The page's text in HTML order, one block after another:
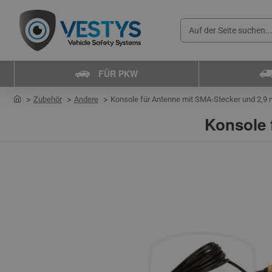
Auf
Seite
FÜR PKW
Konsole
homeZubehör Andere Konsole für Antenne mit SMA-Stecker und 2,9